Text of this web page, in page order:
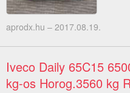
aprodx.hu – 2017.08.19.
Iveco Daily 65C15
kg-os Horog.3560 kg